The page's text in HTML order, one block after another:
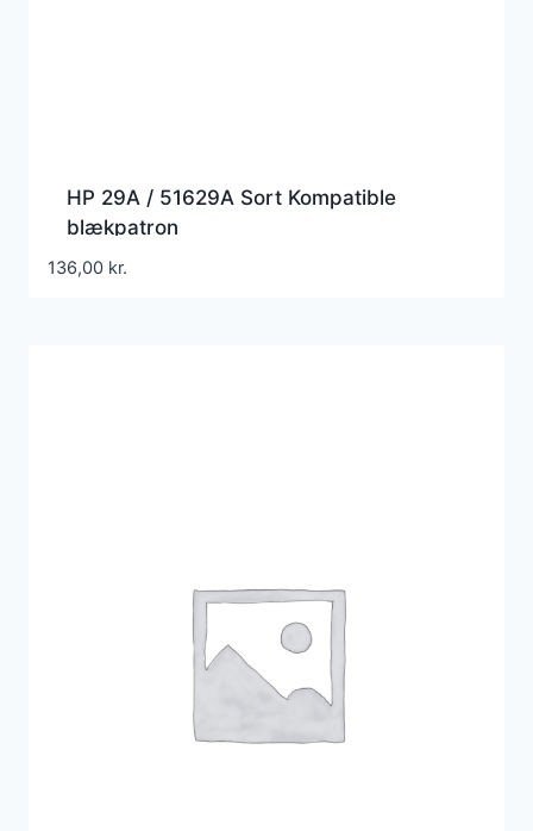
HP 29A / 51629A Sort Kompatible
blækpatron
136,00 kr.